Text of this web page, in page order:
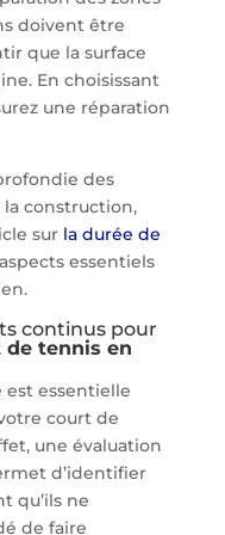
doivent être
que la surface
En choisissant
une réparation
des
la construction,
sur la durée de
essentiels
continus pour
de tennis en
est essentielle
court de
une évaluation
d’identifier
qu’ils ne
de faire